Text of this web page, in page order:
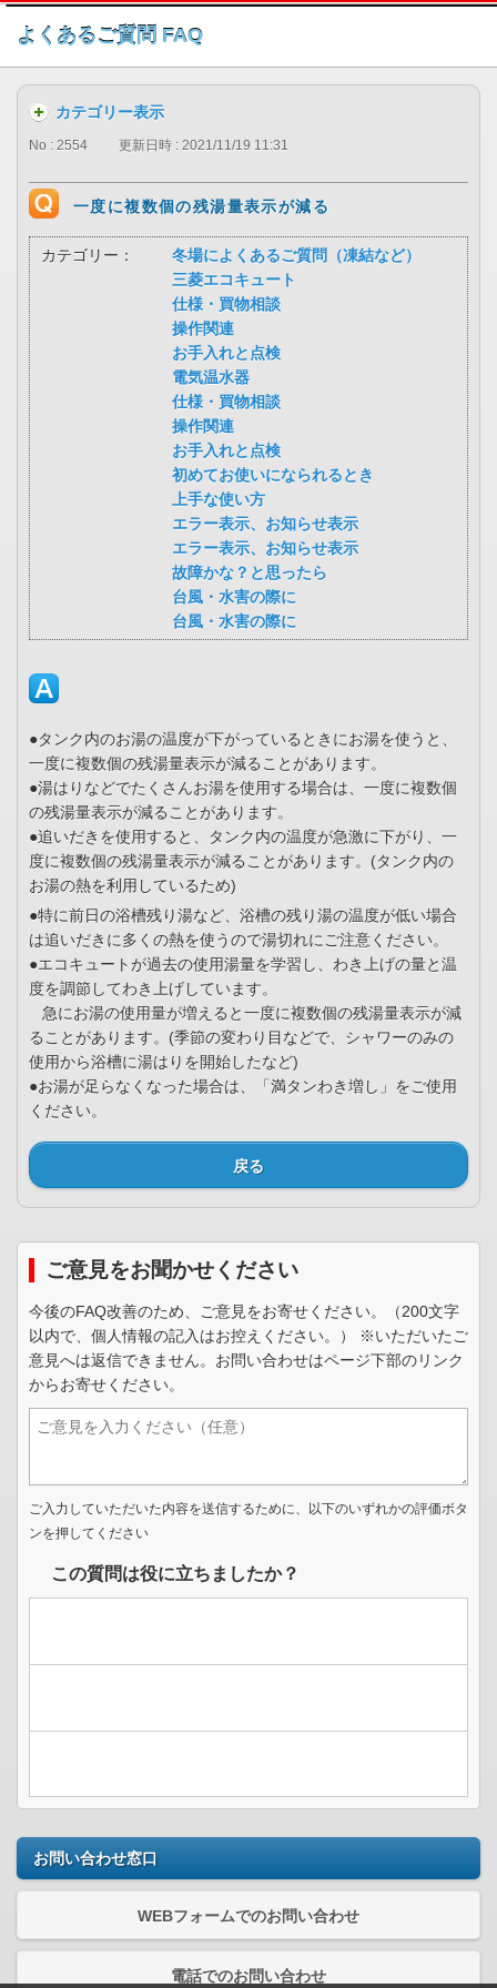
このページの本文へ
よくあるご質問 FAQ
カテゴリー表示
No : 2554 更新日時 : 2021/11/19 11:31
一度に複数個の残湯量表示が減る
カテゴリー：
冬場によくあるご質問（凍結など）
三菱エコキュート
仕様・買物相談
操作関連
お手入れと点検
電気温水器
仕様・買物相談
操作関連
お手入れと点検
初めてお使いになられるとき
上手な使い方
エラー表示、お知らせ表示
エラー表示、お知らせ表示
故障かな？と思ったら
台風・水害の際に
台風・水害の際に
●タンク内のお湯の温度が下がっているときにお湯を使うと、
一度に複数個の残湯量表示が減ることがあります。
●湯はりなどでたくさんお湯を使用する場合は、一度に複数個
の残湯量表示が減ることがあります。
●追いだきを使用すると、タンク内の温度が急激に下がり、一
度に複数個の残湯量表示が減ることがあります。(タンク内の
お湯の熱を利用しているため)
●特に前日の浴槽残り湯など、浴槽の残り湯の温度が低い場合
は追いだきに多くの熱を使うので湯切れにご注意ください。
●エコキュートが過去の使用湯量を学習し、わき上げの量と温
度を調節してわき上げしています。
急にお湯の使用量が増えると一度に複数個の残湯量表示が減
ることがあります。(季節の変わり目などで、シャワーのみの
使用から浴槽に湯はりを開始したなど)
●お湯が足らなくなった場合は、「満タンわき増し」をご使用
ください。
戻る
ご意見をお聞かせください
今後のFAQ改善のため、ご意見をお寄せください。（200文字
以内で、個人情報の記入はお控えください。） ※いただいたご
意見へは返信できません。お問い合わせはページ下部のリンク
からお寄せください。
ご入力していただいた内容を送信するために、以下のいずれかの評価ボタ
ンを押してください
この質問は役に立ちましたか？
お問い合わせ窓口
WEBフォームでのお問い合わせ
電話でのお問い合わせ